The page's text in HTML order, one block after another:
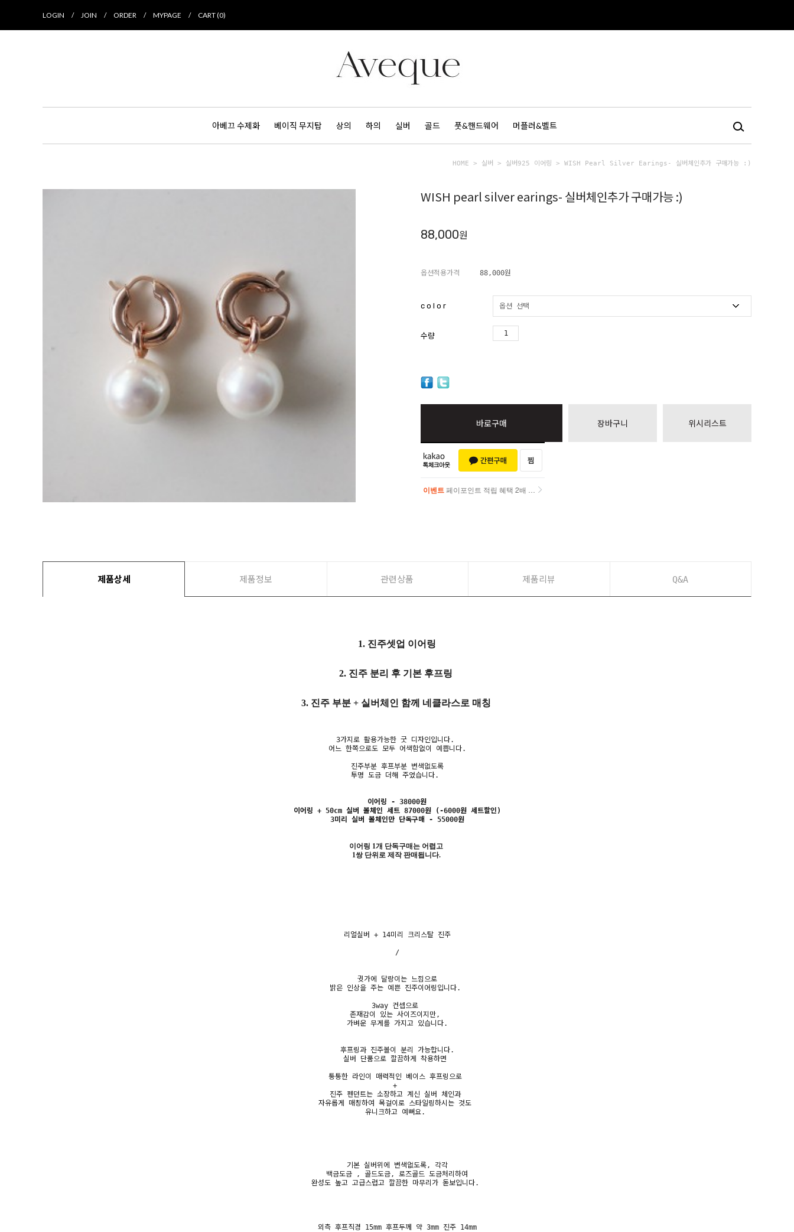
LOGIN / JOIN / ORDER / MYPAGE / CART (0)
아베끄 수제화 베이직 무지탑 상의 하의 실버 골드 풋&핸드웨어 머플러&벨트
HOME > 실버 > 실버925 이어링 > WISH Pearl Silver Earings- 실버체인추가 구매가능 :)
WISH pearl silver earings- 실버체인추가 구매가능 :)
88,000원
옵션적용가격 88,000원
c o l o r
수량
바로구매 장바구니 위시리스트
이벤트 페이포인트 적립 혜택 2배 UP!
제품상세 제품정보 관련상품 제품리뷰 Q&A
1. 진주셋업 이어링
2. 진주 분리 후 기본 후프링
3. 진주 부분 + 실버체인 함께 네클라스로 매칭
3가지로 활용가능한 굿 디자인입니다.
어느 한쪽으로도 모두 어색함없이 예쁩니다.
진주부분 후프부분 변색없도록
투명 도금 더해 주었습니다.
이어링 - 38000원
이어링 + 50cm 실버 볼체인 세트 87000원 (-6000원 세트할인)
3미리 실버 볼체인만 단독구매 - 55000원
이어링 1개 단독구매는 어렵고
1쌍 단위로 제작 판매됩니다.
리얼실버 + 14미리 크리스탈 진주
/
귓가에 달랑이는 느낌으로
밝은 인상을 주는 예쁜 진주이어링입니다.
3way 컨셉으로
존재감이 있는 사이즈이지만,
가벼운 무게를 가지고 있습니다.
후프링과 진주볼이 분리 가능합니다.
실버 단품으로 깔끔하게 착용하면
통통한 라인이 매력적인 베이스 후프링으로
+
진주 펜던트는 소장하고 계신 실버 체인과
자유롭게 매칭하여 목걸이로 스타일링하시는 것도
유니크하고 예뻐요.
기본 실버위에 변색없도록, 각각
백금도금 , 골드도금, 로즈골드 도금처리하여
완성도 높고 고급스럽고 깔끔한 마무리가 돋보입니다.
외측 후프직경 15mm 후프두께 약 3mm 진주 14mm